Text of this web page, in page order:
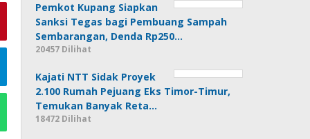
Pemkot Kupang Siapkan
Sanksi Tegas bagi Pembuang Sampah
Sembarangan, Denda Rp250…
20457 Dilihat
Kajati NTT Sidak Proyek
2.100 Rumah Pejuang Eks Timor-Timur,
Temukan Banyak Reta…
18472 Dilihat